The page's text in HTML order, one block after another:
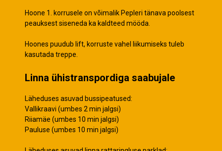
Hoone 1. korrusele on võimalik Pepleri tänava poolsest
peauksest siseneda ka kaldteed mööda.
Hoones puudub lift, korruste vahel liikumiseks tuleb
kasutada treppe.
Linna ühistranspordiga saabujale
Läheduses asuvad bussipeatused:
Vallikraavi (umbes 2 min jalgsi)
Riiamäe (umbes 10 min jalgsi)
Pauluse (umbes 10 min jalgsi)